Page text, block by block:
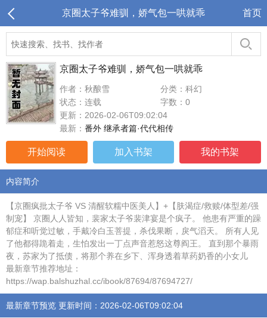
京圈太子爷难驯，娇气包一哄就乖 首页
京圈太子爷难驯，娇气包一哄就乖
作者：秋酿雪
分类：科幻
状态：连载
字数：0
更新：2026-02-06T09:02:04
最新： 番外 继承者篇·代代相传
开始阅读 加入书架 我的书架
内容简介
【京圈疯批太子爷 VS 清醒软糯中医美人】+【肤渴症/救赎/体型差/强
制宠】 京圈人人皆知，裴家太子爷裴津宴是个疯子。 他患有严重的躁
郁症和听觉过敏，手戴冷白玉菩提，杀伐果断，戾气滔天。 所有人见
了他都得跪着走，生怕发出一丁点声音惹怒这尊阎王。 直到那个暴雨
夜，苏家为了抵债，将那个养在乡下、浑身透着草药奶香的小女儿
最新章节推荐地址：
https://wap.balshuzhal.cc/ibook/87694/87694727/
最新章节预览 更新时间：2026-02-06T09:02:04